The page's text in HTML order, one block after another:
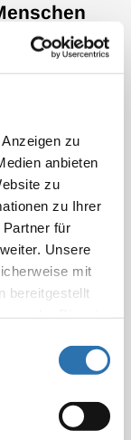
zu
anbieten
zu
zu Ihrer
für
Unsere
mit
bereitgestellt